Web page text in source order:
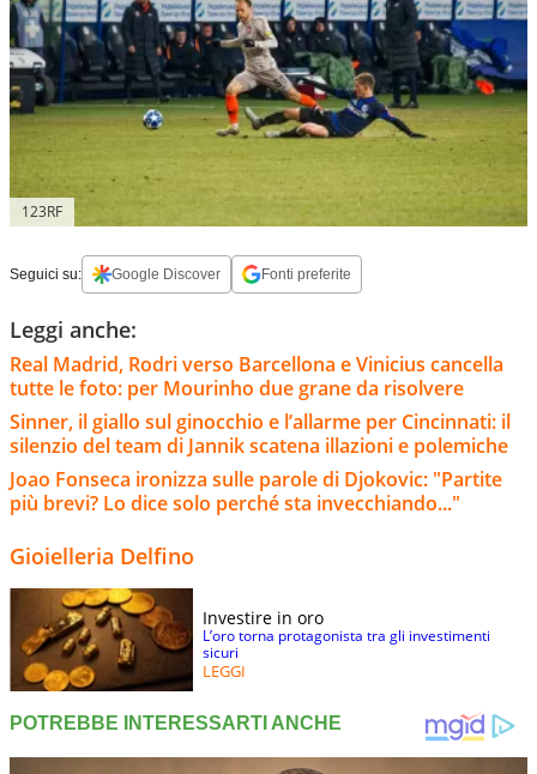
123RF
Seguici su: Google Discover Fonti preferite
Leggi anche:
Real Madrid, Rodri verso Barcellona e Vinicius cancella
tutte le foto: per Mourinho due grane da risolvere
Sinner, il giallo sul ginocchio e l’allarme per Cincinnati: il
silenzio del team di Jannik scatena illazioni e polemiche
Joao Fonseca ironizza sulle parole di Djokovic: "Partite
più brevi? Lo dice solo perché sta invecchiando..."
Gioielleria Delfino
Investire in oro
L’oro torna protagonista tra gli investimenti
sicuri
LEGGI